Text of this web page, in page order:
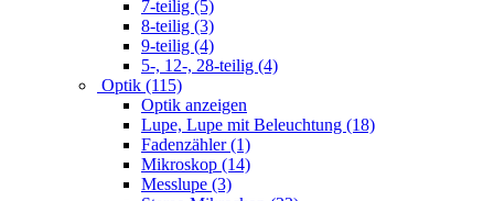
7-teilig (5)
8-teilig (3)
9-teilig (4)
5-, 12-, 28-teilig (4)
Optik (115)
Optik anzeigen
Lupe, Lupe mit Beleuchtung (18)
Fadenzähler (1)
Mikroskop (14)
Messlupe (3)